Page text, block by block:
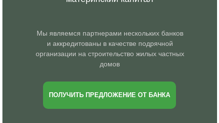
Мы являемся партнерами нескольких банков
и аккредитованы в качестве подрячной
организации на строительство жилых частных
домов
ПОЛУЧИТЬ ПРЕДЛОЖЕНИЕ ОТ БАНКА